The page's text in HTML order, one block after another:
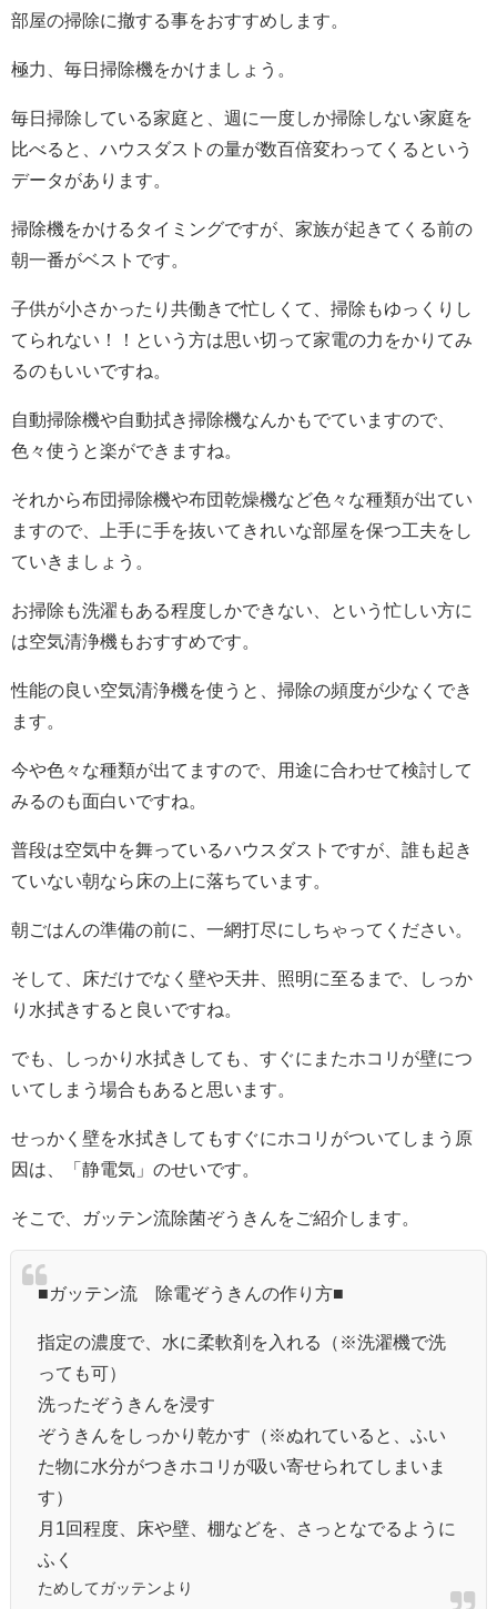
部屋の掃除に撤する事をおすすめします。
極力、毎日掃除機をかけましょう。
毎日掃除している家庭と、週に一度しか掃除しない家庭を
比べると、ハウスダストの量が数百倍変わってくるという
データがあります。
掃除機をかけるタイミングですが、家族が起きてくる前の
朝一番がベストです。
子供が小さかったり共働きで忙しくて、掃除もゆっくりし
てられない！！という方は思い切って家電の力をかりてみ
るのもいいですね。
自動掃除機や自動拭き掃除機なんかもでていますので、
色々使うと楽ができますね。
それから布団掃除機や布団乾燥機など色々な種類が出てい
ますので、上手に手を抜いてきれいな部屋を保つ工夫をし
ていきましょう。
お掃除も洗濯もある程度しかできない、という忙しい方に
は空気清浄機もおすすめです。
性能の良い空気清浄機を使うと、掃除の頻度が少なくでき
ます。
今や色々な種類が出てますので、用途に合わせて検討して
みるのも面白いですね。
普段は空気中を舞っているハウスダストですが、誰も起き
ていない朝なら床の上に落ちています。
朝ごはんの準備の前に、一網打尽にしちゃってください。
そして、床だけでなく壁や天井、照明に至るまで、しっか
り水拭きすると良いですね。
でも、しっかり水拭きしても、すぐにまたホコリが壁につ
いてしまう場合もあると思います。
せっかく壁を水拭きしてもすぐにホコリがついてしまう原
因は、「静電気」のせいです。
そこで、ガッテン流除菌ぞうきんをご紹介します。
■ガッテン流 除電ぞうきんの作り方■
指定の濃度で、水に柔軟剤を入れる（※洗濯機で洗
っても可）
洗ったぞうきんを浸す
ぞうきんをしっかり乾かす（※ぬれていると、ふい
た物に水分がつきホコリが吸い寄せられてしまいま
す）
月1回程度、床や壁、棚などを、さっとなでるように
ふく
ためしてガッテンより